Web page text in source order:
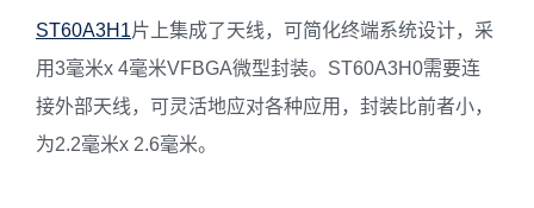
ST60A3H1片上集成了天线，可简化终端系统设计，采
用3毫米x 4毫米VFBGA微型封装。ST60A3H0需要连
接外部天线，可灵活地应对各种应用，封装比前者小，
为2.2毫米x 2.6毫米。